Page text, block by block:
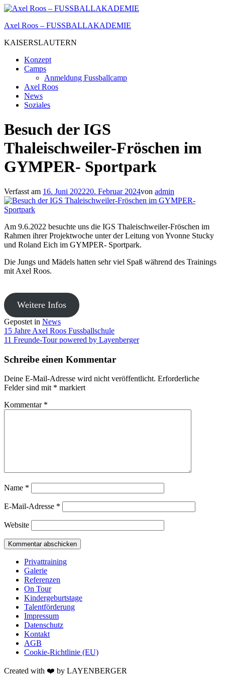
Zum
springen
Axel Roos – FUSSBALLAKADEMIE
KAISERSLAUTERN
Konzept
Camps
Anmeldung Fussballcamp
Axel Roos
News
Soziales
Besuch der IGS
Thaleischweiler-Fröschen im
GYMPER- Sportpark
Verfasst am 16. Juni 202220. Februar 2024von admin
Am 9.6.2022 besuchte uns die IGS Thaleischweiler-Fröschen im
Rahmen ihrer Projektwoche unter der Leitung von Yvonne Stucky
und Roland Eich im GYMPER- Sportpark.
Die Jungs und Mädels hatten sehr viel Spaß während des Trainings
mit Axel Roos.
Weitere Infos
Gepostet in News
Beitragsnavigation
15 Jahre Axel Roos Fussballschule
11 Freunde-Tour powered by Layenberger
Schreibe einen Kommentar
Deine E-Mail-Adresse wird nicht veröffentlicht. Erforderliche
Felder sind mit * markiert
Kommentar *
Name *
E-Mail-Adresse *
Website
Privattraining
Galerie
Referenzen
On Tour
Kindergeburtstage
Talentförderung
Impressum
Datenschutz
Kontakt
AGB
Cookie-Richtlinie (EU)
Created with ❤️ by LAYENBERGER